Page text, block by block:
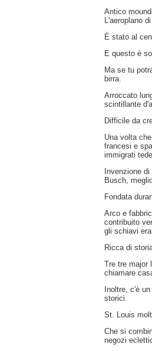
Antico
L'aeroplano
È stato al
E questo è
Ma se tu
birra.
Arroccato
scintillante
Difficile da
Una volta
francesi e
immigrati
Invenzione
Busch,
Fondata
Arco e
contribuito
gli schiavi
Ricca di
Tre tre major
chiamare
Inoltre, c'è
storici.
St. Louis
Che si
negozi